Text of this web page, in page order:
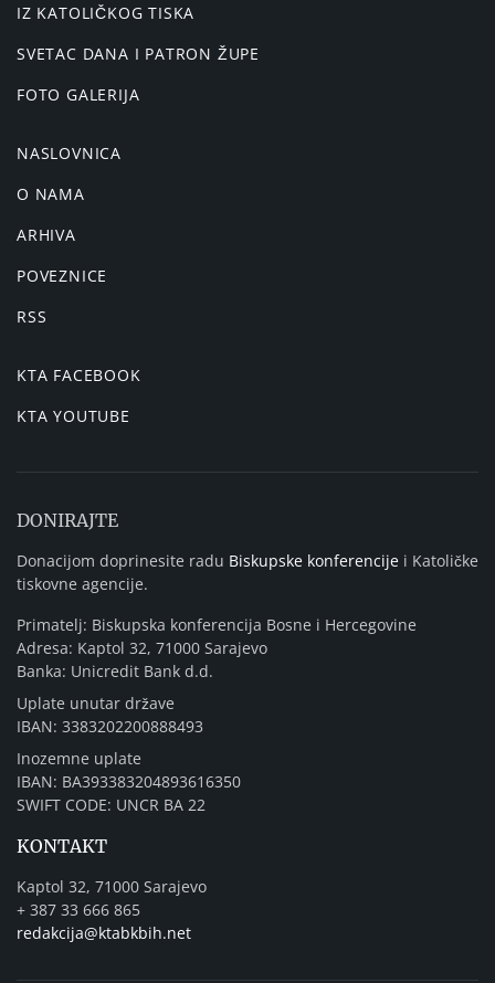
IZ KATOLIČKOG TISKA
SVETAC DANA I PATRON ŽUPE
FOTO GALERIJA
NASLOVNICA
O NAMA
ARHIVA
POVEZNICE
RSS
KTA FACEBOOK
KTA YOUTUBE
DONIRAJTE
Donacijom doprinesite radu Biskupske konferencije i Katoličke
tiskovne agencije.
Primatelj: Biskupska konferencija Bosne i Hercegovine
Adresa: Kaptol 32, 71000 Sarajevo
Banka: Unicredit Bank d.d.
Uplate unutar države
IBAN: 3383202200888493
Inozemne uplate
IBAN: BA393383204893616350
SWIFT CODE: UNCR BA 22
KONTAKT
Kaptol 32, 71000 Sarajevo
+ 387 33 666 865
redakcija@ktabkbih.net